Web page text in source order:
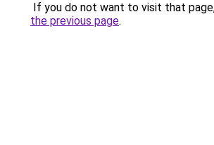
If you do not want to visit that
the previous page.